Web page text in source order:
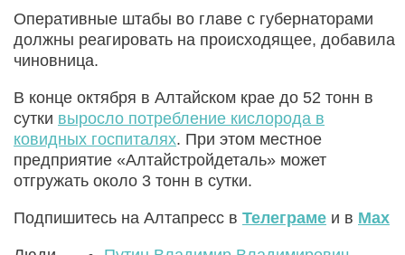
Оперативные штабы во главе с губернаторами
должны реагировать на происходящее, добавила
чиновница.
В конце октября в Алтайском крае до 52 тонн в
сутки выросло потребление кислорода в
ковидных госпиталях. При этом местное
предприятие «Алтайстройдеталь» может
отгружать около 3 тонн в сутки.
Подпишитесь на Алтапресс в Телеграме и в Max